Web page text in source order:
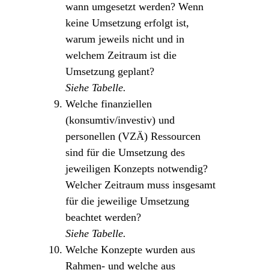
wann umgesetzt werden? Wenn
keine Umsetzung erfolgt ist,
warum jeweils nicht und in
welchem Zeitraum ist die
Umsetzung geplant?
Siehe Tabelle.
Welche finanziellen
(konsumtiv/investiv) und
personellen (VZÄ) Ressourcen
sind für die Umsetzung des
jeweiligen Konzepts notwendig?
Welcher Zeitraum muss insgesamt
für die jeweilige Umsetzung
beachtet werden?
Siehe Tabelle.
Welche Konzepte wurden aus
Rahmen- und welche aus